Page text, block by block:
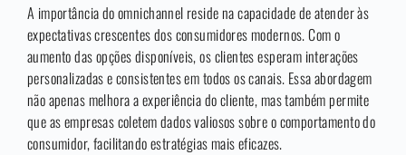
A importância do omnichannel reside na capacidade de atender às
expectativas crescentes dos consumidores modernos. Com o
aumento das opções disponíveis, os clientes esperam interações
personalizadas e consistentes em todos os canais. Essa abordagem
não apenas melhora a experiência do cliente, mas também permite
que as empresas coletem dados valiosos sobre o comportamento do
consumidor, facilitando estratégias mais eficazes.